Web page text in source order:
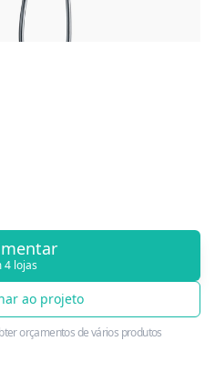
4 lojas
ao projeto
orçamentos de vários produtos